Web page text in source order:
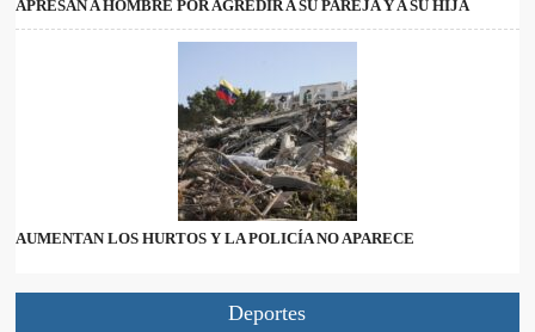
APRESAN A HOMBRE POR AGREDIR A SU PAREJA Y A SU HIJA
AUMENTAN LOS HURTOS Y LA POLICÍA NO APARECE
Deportes